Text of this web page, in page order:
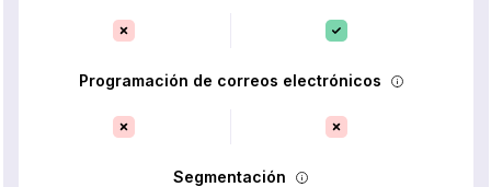
Programación de correos electrónicos
Segmentación